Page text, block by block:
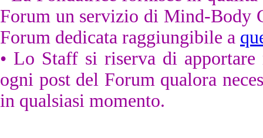
Forum un servizio di Mind-Body
Forum dedicata raggiungibile a
• Lo Staff si riserva di
ogni post del Forum qualora
in qualsiasi momento.